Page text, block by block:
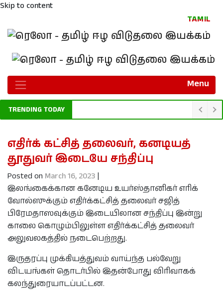
Skip to content
TAMIL
Menu
TRENDING TODAY
எதிர்க் கட்சித் தலைவர், கனடியத்
தூதுவர் இடையே சந்திப்பு
Posted on March 16, 2023 |
இலங்கைக்கான கனேடிய உயர்ஸ்தானிகர் எரிக்
வோல்ஸுக்கும் எதிர்க்கட்சித் தலைவர் சஜித்
பிரேமதாஸவுக்கும் இடையிலான சந்திப்பு இன்று
காலை கொழும்பிலுள்ள எதிர்க்கட்சித் தலைவர்
அலுவலகத்தில் நடைபெற்றது.
இருதரப்பு முக்கியத்துவம் வாய்ந்த பல்வேறு
விடயங்கள் தொடர்பில் இதன்போது விரிவாகக்
கலந்துரையாடப்பட்டன.